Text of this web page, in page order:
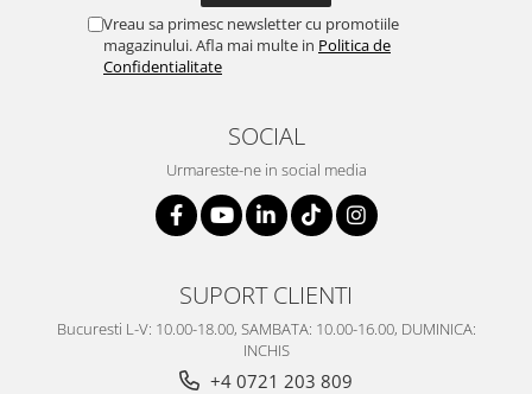
CHIQUE STRIPES VERDE
Renaissance Grey
Royal White
Vreau sa primesc newsletter cu promotiile
magazinului. Afla mai multe in Politica de
Confidentialitate
SOCIAL
Urmareste-ne in social media
SUPORT CLIENTI
Bucuresti L-V: 10.00-18.00, SAMBATA: 10.00-16.00, DUMINICA:
INCHIS
+4 0721 203 809